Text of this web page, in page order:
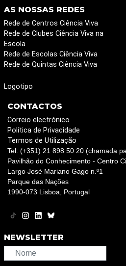
AS NOSSAS REDES
Rede de Centros Ciência Viva
Rede de Clubes Ciência Viva na
Escola
Rede de Escolas Ciência Viva
Rede de Quintas Ciência Viva
Logotipo
CONTACTOS
Correio electrónico
Política de Privacidade
Termos de Utilização
Tel: (+351) 21 898 50 20 (chamada
Pavilhão do Conhecimento - Centro
Largo José Mariano Gago n.º1
Parque das Nações
1990-073 Lisboa, Portugal
NEWSLETTER